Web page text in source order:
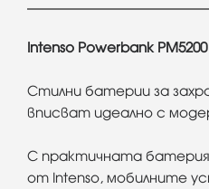
Intenso Powerbank PM5200
Стилни батерии за
вписват идеално с
С практичната батерия
от Intenso, мобилните